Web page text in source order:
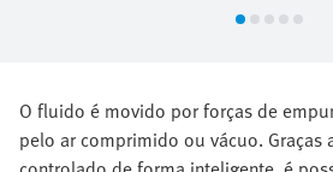
O fluido é movido por forças de
pelo ar comprimido ou vácuo. Graças